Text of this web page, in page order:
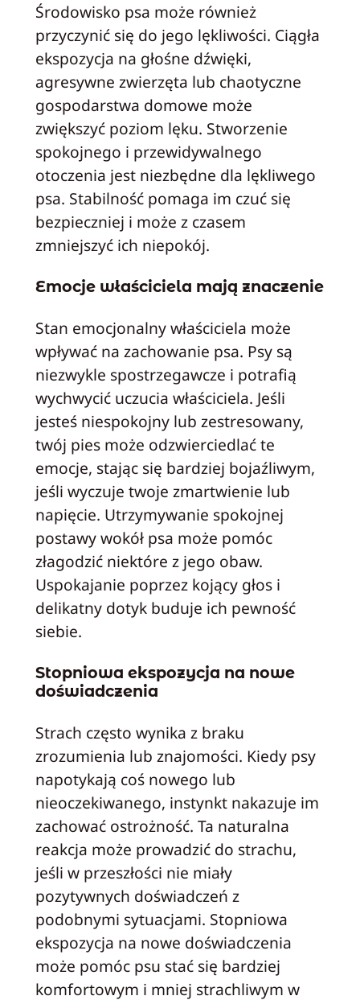
Środowisko psa może również
przyczynić się do jego lękliwości. Ciągła
ekspozycja na głośne dźwięki,
agresywne zwierzęta lub chaotyczne
gospodarstwa domowe może
zwiększyć poziom lęku. Stworzenie
spokojnego i przewidywalnego
otoczenia jest niezbędne dla lękliwego
psa. Stabilność pomaga im czuć się
bezpieczniej i może z czasem
zmniejszyć ich niepokój.
Emocje właściciela mają znaczenie
Stan emocjonalny właściciela może
wpływać na zachowanie psa. Psy są
niezwykle spostrzegawcze i potrafią
wychwycić uczucia właściciela. Jeśli
jesteś niespokojny lub zestresowany,
twój pies może odzwierciedlać te
emocje, stając się bardziej bojaźliwym,
jeśli wyczuje twoje zmartwienie lub
napięcie. Utrzymywanie spokojnej
postawy wokół psa może pomóc
złagodzić niektóre z jego obaw.
Uspokajanie poprzez kojący głos i
delikatny dotyk buduje ich pewność
siebie.
Stopniowa ekspozycja na nowe
doświadczenia
Strach często wynika z braku
zrozumienia lub znajomości. Kiedy psy
napotykają coś nowego lub
nieoczekiwanego, instynkt nakazuje im
zachować ostrożność. Ta naturalna
reakcja może prowadzić do strachu,
jeśli w przeszłości nie miały
pozytywnych doświadczeń z
podobnymi sytuacjami. Stopniowa
ekspozycja na nowe doświadczenia
może pomóc psu stać się bardziej
komfortowym i mniej strachliwym w